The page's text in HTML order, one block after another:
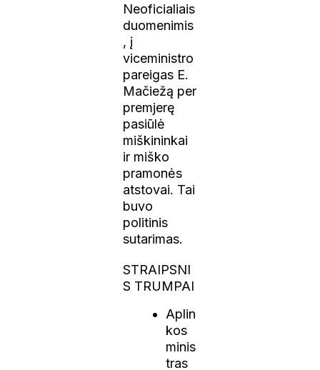
Neoficialiais
duomenimis
, į
viceministro
pareigas E.
Mačiežą per
premjerę
pasiūlė
miškininkai
ir miško
pramonės
atstovai. Tai
buvo
politinis
sutarimas.
STRAIPSNI
S TRUMPAI
Aplin
kos
minis
tras